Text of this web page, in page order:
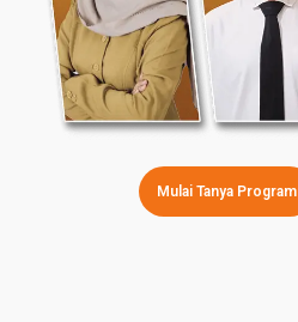
Mulai Tanya Program